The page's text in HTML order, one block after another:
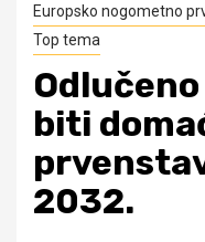
Europsko nogometno
Top tema
biti
2032.